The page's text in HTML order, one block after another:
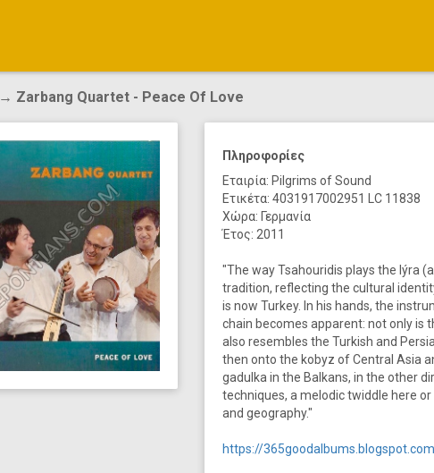
→ Zarbang Quartet - Peace Of Love
Πληροφορίες
Εταιρία: Pilgrims of Sound
Ετικέτα: 4031917002951 LC 11838
Χώρα: Γερμανία
Έτος: 2011
"The way Tsahouridis plays the lýra
tradition, reflecting the cultural
is now Turkey. In his hands, the
chain becomes apparent: not only is
also resembles the Turkish and
then onto the kobyz of Central Asia
gadulka in the Balkans, in the other
techniques, a melodic twiddle here
and geography."
https://